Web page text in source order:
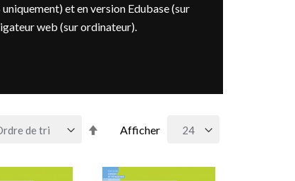
et en version Edubase (sur
web (sur ordinateur).
Afficher